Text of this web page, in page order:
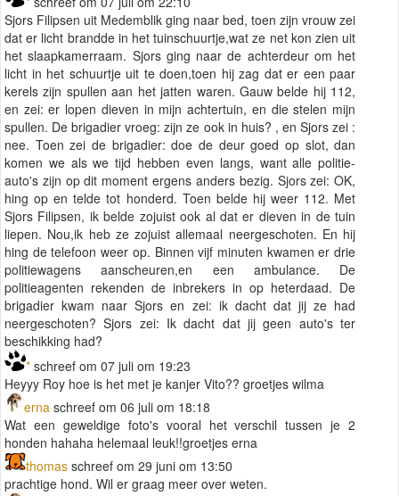
Sjors Filipsen uit Medemblik ging naar bed, toen zijn vrouw zei
dat er licht brandde in het tuinschuurtje,wat ze net kon zien uit
het slaapkamerraam. Sjors ging naar de achterdeur om het
licht in het schuurtje uit te doen,toen hij zag dat er een paar
kerels zijn spullen aan het jatten waren. Gauw belde hij 112,
en zei: er lopen dieven in mijn achtertuin, en die stelen mijn
spullen. De brigadier vroeg: zijn ze ook in huis? , en Sjors zei :
nee. Toen zei de brigadier: doe de deur goed op slot, dan
komen we als we tijd hebben even langs, want alle politie-
auto's zijn op dit moment ergens anders bezig. Sjors zei: OK,
hing op en telde tot honderd. Toen belde hij weer 112. Met
Sjors Filipsen, ik belde zojuist ook al dat er dieven in de tuin
liepen. Nou,ik heb ze zojuist allemaal neergeschoten. En hij
hing de telefoon weer op. Binnen vijf minuten kwamen er drie
politiewagens aanscheuren,en een ambulance. De
politieagenten rekenden de inbrekers in op heterdaad. De
brigadier kwam naar Sjors en zei: ik dacht dat jij ze had
neergeschoten? Sjors zei: Ik dacht dat jij geen auto's ter
beschikking had?
* schreef om 07 juli om 19:23
Heyyy Roy hoe is het met je kanjer Vito?? groetjes wilma
erna schreef om 06 juli om 18:18
Wat een geweldige foto's vooral het verschil tussen je 2
honden hahaha helemaal leuk!!groetjes erna
thomas schreef om 29 juni om 13:50
prachtige hond. Wil er graag meer over weten.